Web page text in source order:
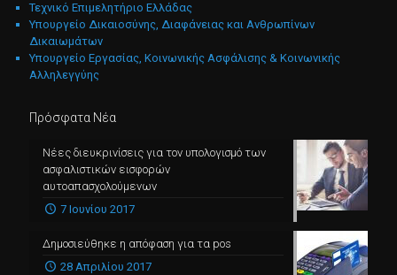
Τεχνικό Επιμελητήριο Ελλάδας
Υπουργείο Δικαιοσύνης, Διαφάνειας και Ανθρωπίνων
Δικαιωμάτων
Υπουργείο Εργασίας, Κοινωνικής Ασφάλισης & Κοινωνικής
Αλληλεγγύης
Πρόσφατα Νέα
Νέες διευκρινίσεις για τον υπολογισμό των
ασφαλιστικών εισφορών
αυτοαπασχολούμενων
7 Ιουνίου 2017
Δημοσιεύθηκε η απόφαση για τα pos
28 Απριλίου 2017